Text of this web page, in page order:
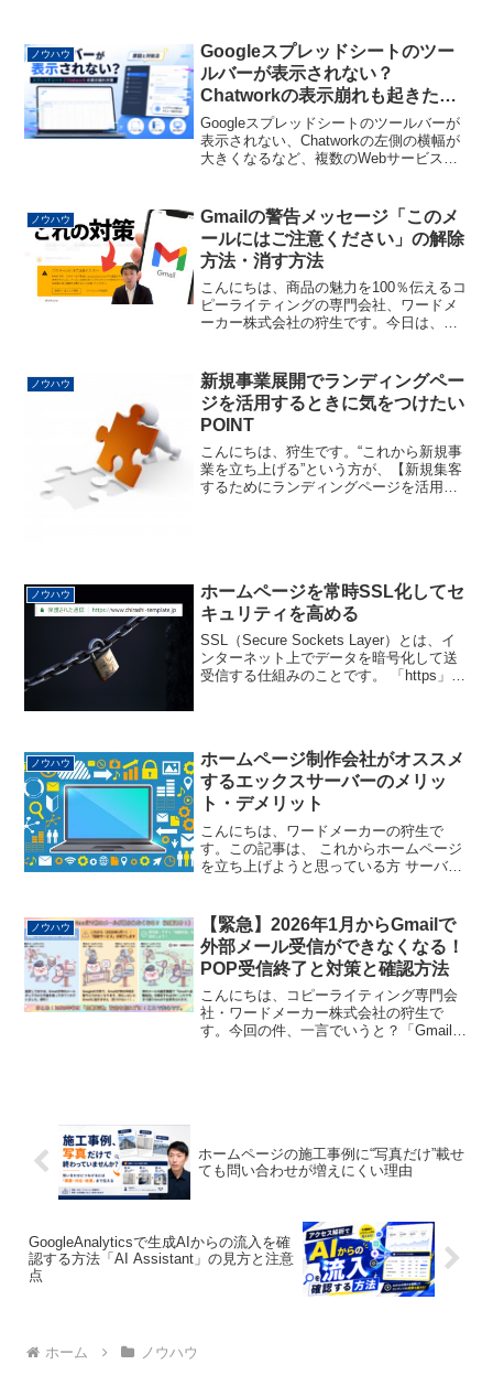
ノウハウ
Googleスプレッドシートのツー
ルバーが表示されない？
Chatworkの表示崩れも起きたと
きの原因と対処法
Googleスプレッドシートのツールバーが
表示されない、Chatworkの左側の横幅が
大きくなるなど、複数のWebサービスで
ザを使った原因の切り分け方を解説しま
す。
ノウハウ
Gmailの警告メッセージ「このメ
ールにはご注意ください」の解除
方法・消す方法
こんにちは、商品の魅力を100％伝えるコ
ピーライティングの専門会社、ワードメ
ーカー株式会社の狩生です。今日は、
ばよいか？について伝えていきます。最
近、この表示をよく...
ノウハウ
新規事業展開でランディングペー
ジを活用するときに気をつけたい
POINT
こんにちは、狩生です。“これから新規事
業を立ち上げる”という方が、【新規集客
するためにランディングページを活用す
ノウハウ
ホームページを常時SSL化してセ
キュリティを高める
SSL（Secure Sockets Layer）とは、イ
ンターネット上でデータを暗号化して送
受信する仕組みのことです。 「https」か
ノウハウ
ホームページ制作会社がオススメ
するエックスサーバーのメリッ
ト・デメリット
こんにちは、ワードメーカーの狩生で
す。この記事は、 これからホームページ
を立ち上げようと思っている方 サーバー
か？を知りたい方向けの内容で、当社も
実際に使っており、現...
ノウハウ
【緊急】2026年1月からGmailで
外部メール受信ができなくなる！
POP受信終了と対策と確認方法
こんにちは、コピーライティング専門会
社・ワードメーカー株式会社の狩生で
す。今回の件、一言でいうと？「Gmail
ホームページの施工事例に“写真だけ”載せ
ても問い合わせが増えにくい理由
GoogleAnalyticsで生成AIからの流入を確
認する方法「AI Assistant」の見方と注意
点
ホーム ノウハウ